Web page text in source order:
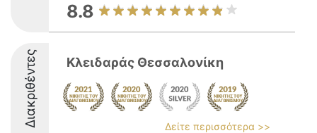
8.8
Διακριθέντες Κλειδαράς Θεσσαλονίκη
Δείτε περισσότερα >>